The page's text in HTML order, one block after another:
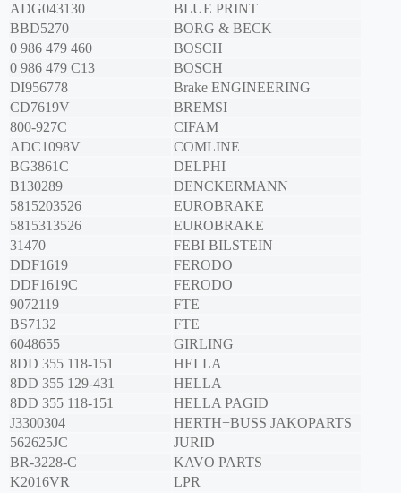
ADG043130
BLUE PRINT
BBD5270
BORG & BECK
0 986 479 460
BOSCH
0 986 479 C13
BOSCH
DI956778
Brake ENGINEERING
CD7619V
BREMSI
800-927C
CIFAM
ADC1098V
COMLINE
BG3861C
DELPHI
B130289
DENCKERMANN
5815203526
EUROBRAKE
5815313526
EUROBRAKE
31470
FEBI BILSTEIN
DDF1619
FERODO
DDF1619C
FERODO
9072119
FTE
BS7132
FTE
6048655
GIRLING
8DD 355 118-151
HELLA
8DD 355 129-431
HELLA
8DD 355 118-151
HELLA PAGID
J3300304
HERTH+BUSS JAKOPARTS
562625JC
JURID
BR-3228-C
KAVO PARTS
K2016VR
LPR